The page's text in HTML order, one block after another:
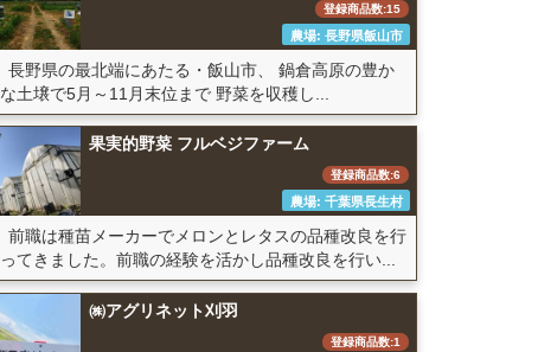
登録商品数:15
農場: 長野県飯山市
長野県の最北端にあたる・飯山市、 鍋倉高原の豊か
な土壌で5月～11月末位まで 野菜を収穫し...
果実的野菜 フルベジファーム
登録商品数:6
農場: 千葉県長生村
前職は種苗メーカーでメロンとレタスの品種改良を行
ってきました。前職の経験を活かし品種改良を行い...
㈱アグリネット刈羽
登録商品数:1